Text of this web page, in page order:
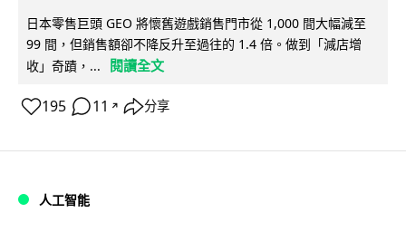
日本零售巨頭 GEO 將懷舊遊戲銷售門市從 1,000 間大幅減至
99 間，但銷售額卻不降反升至過往的 1.4 倍。做到「減店增
收」奇蹟，...
閱讀全文
195 11 ↗ 分享
人工智能